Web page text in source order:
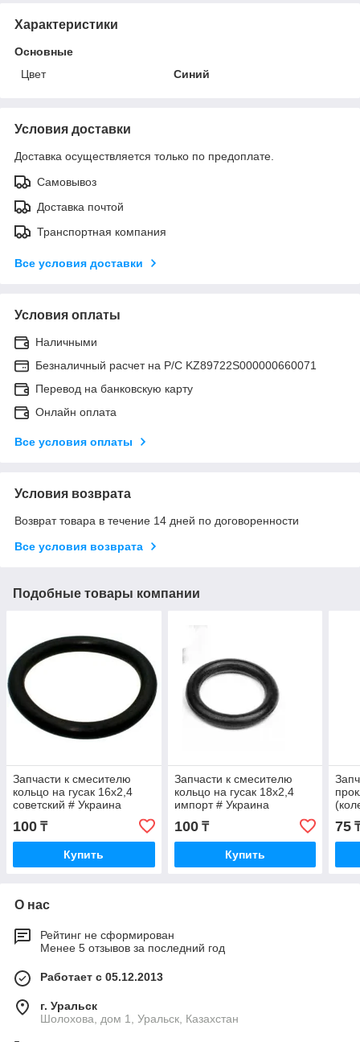
Характеристики
Основные
Цвет
Синий
Условия доставки
Доставка осуществляется только по предоплате.
Самовывоз
Доставка почтой
Транспортная компания
Все условия доставки
Условия оплаты
Наличными
Безналичный расчет на Р/С KZ89722S000000660071
Перевод на банковскую карту
Онлайн оплата
Все условия оплаты
Условия возврата
Возврат товара в течение 14 дней по договоренности
Все условия возврата
Подобные товары компании
Запчасти к смесителю
кольцо на гусак 16х2,4
советский # Украина
100 ₸
Купить
Запчасти к смесителю
кольцо на гусак 18х2,4
импорт # Украина
100₸
Купить
75
О нас
Рейтинг не сформирован
Менее 5 отзывов за последний год
Работает с 05.12.2013
г. Уральск
Шолохова, дом 1, Уральск, Казахстан